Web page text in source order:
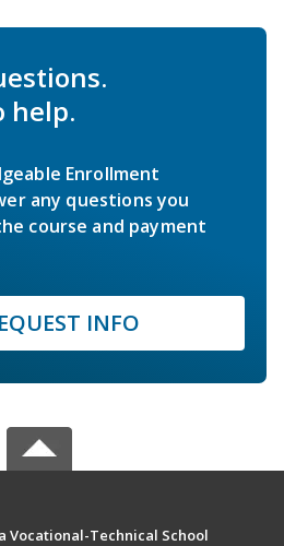
help.
Enrollment
any questions you
course and payment
INFO
Vocational-Technical School